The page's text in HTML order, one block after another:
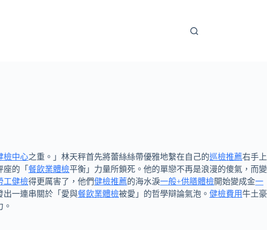
檢中心之重。」林天秤首先將蕾絲絲帶優雅地繫在自己的巡檢推薦右手上
座的「 餐飲業體檢平衡」力量所鎖死。他的單戀不再是浪漫的傻氣，而變
工健檢得更厲害了，他們健檢推薦的海水淚一般+供膳體檢開始變成金一
出一連串關於「愛與餐飲業體檢被愛」的哲學辯論氣泡。 健檢費用牛土豪
。